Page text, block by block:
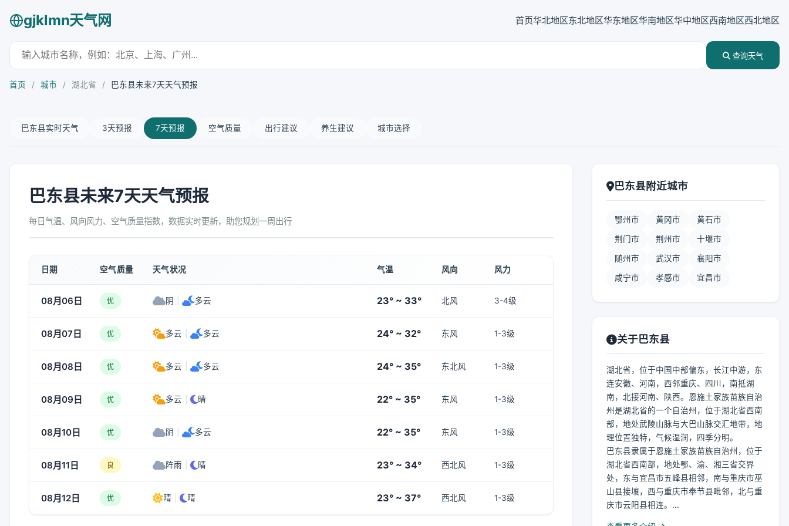
gjklmn天气网 首页华北地区东北地区华东地区华南地区华中地区西南地区西北地区
查询天气
首页 / 城市 / 湖北省 / 巴东县未来7天天气预报
巴东县实时天气 3天预报 7天预报 空气质量 出行建议 养生建议 城市选择
巴东县未来7天天气预报
每日气温、风向风力、空气质量指数，数据实时更新，助您规划一周出行
日期 空气质量 天气状况 气温 风向 风力
08月06日 优 阴 多云 23° ~ 33° 北风 3-4级
08月07日 优 多云 多云 24° ~ 32° 东风 1-3级
08月08日 优 多云 多云 24° ~ 35° 东北风 1-3级
08月09日 优 多云 晴 22° ~ 35° 东风 1-3级
08月10日 优 阴 多云 22° ~ 35° 东风 1-3级
08月11日 良 阵雨 晴 23° ~ 34° 西北风 1-3级
08月12日 优 晴 晴 23° ~ 37° 西北风 1-3级
巴东县附近城市
鄂州市 黄冈市 黄石市
荆门市 荆州市 十堰市
随州市 武汉市 襄阳市
咸宁市 孝感市 宜昌市
关于巴东县
湖北省，位于中国中部偏东，长江中游，东
连安徽、河南，西邻重庆、四川，南抵湖
南，北接河南、陕西。恩施土家族苗族自治
州是湖北省的一个自治州，位于湖北省西南
部，地处武陵山脉与大巴山脉交汇地带，地
理位置独特，气候湿润，四季分明。
巴东县隶属于恩施土家族苗族自治州，位于
湖北省西南部，地处鄂、渝、湘三省交界
处，东与宜昌市五峰县相邻，南与重庆市巫
山县接壤，西与重庆市奉节县毗邻，北与重
庆市云阳县相连。...